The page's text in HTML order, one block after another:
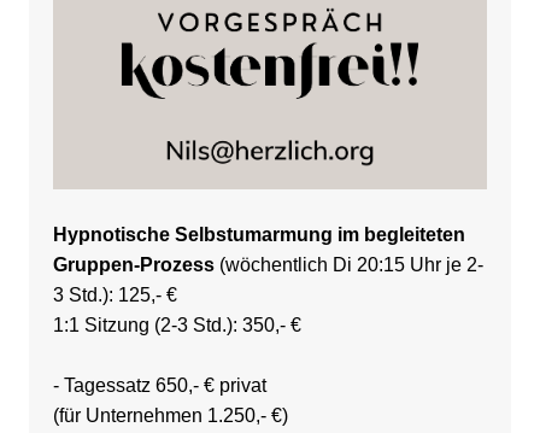
Hypnotische Selbstumarmung im begleiteten
Gruppen-Prozess(wöchentlich Di 20:15 Uhr je 2-
3 Std.): 125,- €
1:1 Sitzung (2-3 Std.): 350,- €
- Tagessatz 650,- € privat
(für Unternehmen 1.250,- €)